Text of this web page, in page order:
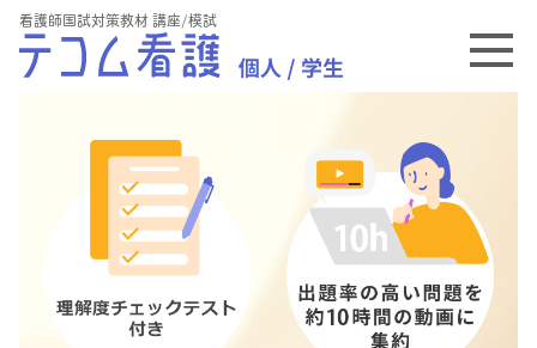
看護師国試対策教材 講座/模試